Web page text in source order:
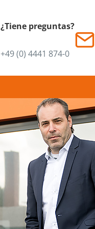
¿Tiene preguntas?
+49 (0) 4441 874-0